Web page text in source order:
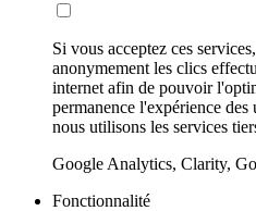
Si vous acceptez ces
anonymement les clics
internet afin de pouvoir
permanence l'expérience
nous utilisons les services
Google Analytics, Clarity,
Fonctionnalité